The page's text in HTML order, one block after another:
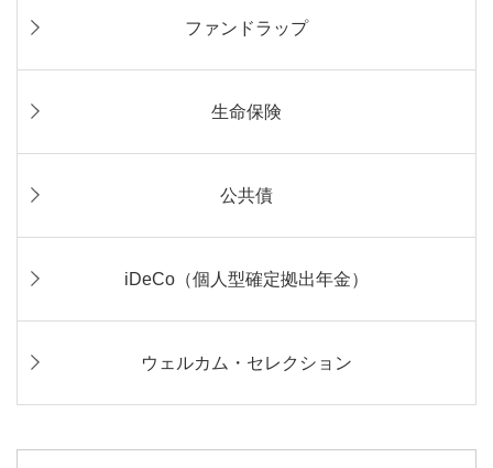
ファンドラップ
生命保険
公共債
iDeCo（個人型確定拠出年金）
ウェルカム・セレクション